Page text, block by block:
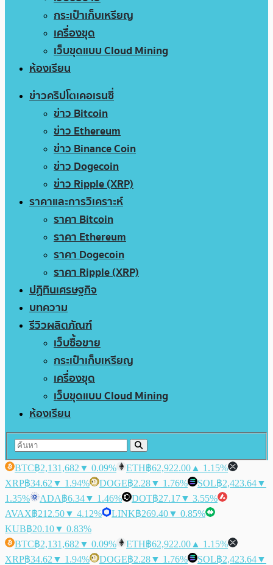
กระเป๋าเก็บเหรียญ
เครื่องขุด
เว็บขุดแบบ Cloud Mining
ห้องเรียน
ข่าวคริปโตเคอเรนซี่
ข่าว Bitcoin
ข่าว Ethereum
ข่าว Binance Coin
ข่าว Dogecoin
ข่าว Ripple (XRP)
ราคาและการวิเคราะห์
ราคา Bitcoin
ราคา Ethereum
ราคา Dogecoin
ราคา Ripple (XRP)
ปฏิทินเศรษฐกิจ
บทความ
รีวิวผลิตภัณฑ์
เว็บซื้อขาย
กระเป๋าเก็บเหรียญ
เครื่องขุด
เว็บขุดแบบ Cloud Mining
ห้องเรียน
BTC฿2,131,682 ▼ 0.09% ETH฿62,922.00 ▲ 1.15%
XRP฿34.62 ▼ 1.94% DOGE฿2.28▼ 1.76% SOL฿2,423.64▼
1.35%
ADA฿6.34▼ 1.46% DOT฿27.17▼ 3.55%
AVAX฿212.50▼ 4.12% LINK฿269.40▼ 0.85%
KUB฿20.10▼ 0.83%
BTC฿2,131,682 ▼ 0.09% ETH฿62,922.00 ▲ 1.15%
XRP฿34.62 ▼ 1.94% DOGE฿2.28▼ 1.76% SOL฿2,423.64▼